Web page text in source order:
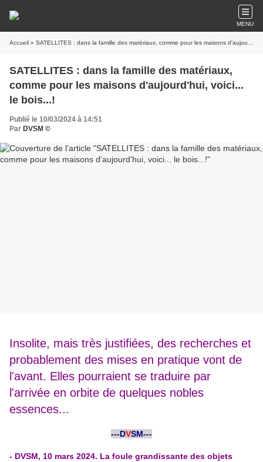
MENU
Accueil » SATELLITES : dans la famille des matériaux, comme pour les maisons d'aujourd'hui, voici... le bois...!
SATELLITES : dans la famille des matériaux,
comme pour les maisons d'aujourd'hui, voici...
le bois...!
Publié le 10/03/2024 à 14:51
Par DVSM ©
Insolite, mais très justifiées, des recherches et
probablement des mises en pratique vont de
l'avant. Elles pourraient se traduire par
l'arrivée en orbite de quelques nobles
essences...
---DVSM---
- DVSM, 10 mars 2024. La foule grandissante des objets